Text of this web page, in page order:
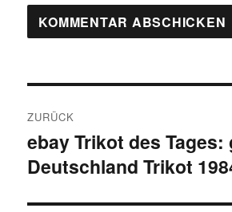
ZURÜCK
Vorheriger
Beitrag:
ebay Trikot des Tages:
Deutschland Trikot